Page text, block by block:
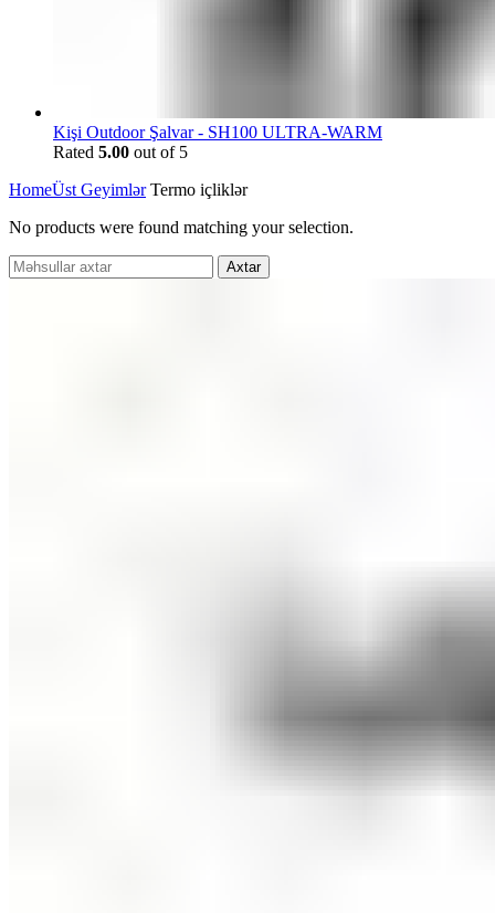
Kişi Outdoor Şalvar - SH100 ULTRA-WARM
Rated 5.00 out of 5
HomeÜst GeyimlərTermo içliklər
No products were found matching your selection.
Axtar